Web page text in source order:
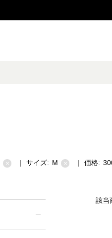
× | サイズ: M × | 価格:
該当